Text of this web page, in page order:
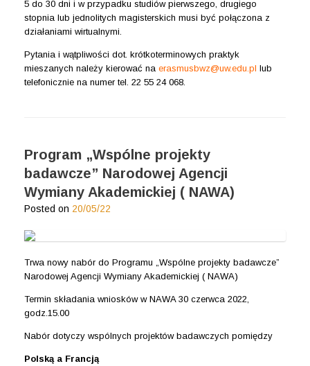
5 do 30 dni i w przypadku studiów pierwszego, drugiego
stopnia lub jednolitych magisterskich musi być połączona z
działaniami wirtualnymi.
Pytania i wątpliwości dot. krótkoterminowych praktyk
mieszanych należy kierować na erasmusbwz@uw.edu.pl lub
telefonicznie na numer tel. 22 55 24 068.
Program „Wspólne projekty
badawcze” Narodowej Agencji
Wymiany Akademickiej ( NAWA)
Posted on 20/05/22
Trwa nowy nabór do Programu „Wspólne projekty badawcze”
Narodowej Agencji Wymiany Akademickiej ( NAWA)
Termin składania wniosków w NAWA 30 czerwca 2022,
godz.15.00
Nabór dotyczy wspólnych projektów badawczych pomiędzy
Polską a Francją